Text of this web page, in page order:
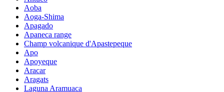
Aoba
Aoga-Shima
Apagado
Apaneca range
Champ volcanique d'Apastepeque
Apo
Apoyeque
Aracar
Aragats
Laguna Aramuaca